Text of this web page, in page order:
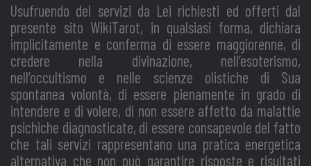
Usufruendo dei servizi da Lei richiesti ed offerti dal
presente sito WikiTarot, in qualsiasi forma, dichiara
implicitamente e conferma di essere maggiorenne, di
credere nella divinazione, nell’esoterismo,
nell’occultismo e nelle scienze olistiche di Sua
spontanea volontà, di essere pienamente in grado di
intendere e di volere, di non essere affetto da malattie
psichiche diagnosticate, di essere consapevole del fatto
che tali servizi rappresentano una pratica energetica
alternativa che non può garantire risposte e risultati